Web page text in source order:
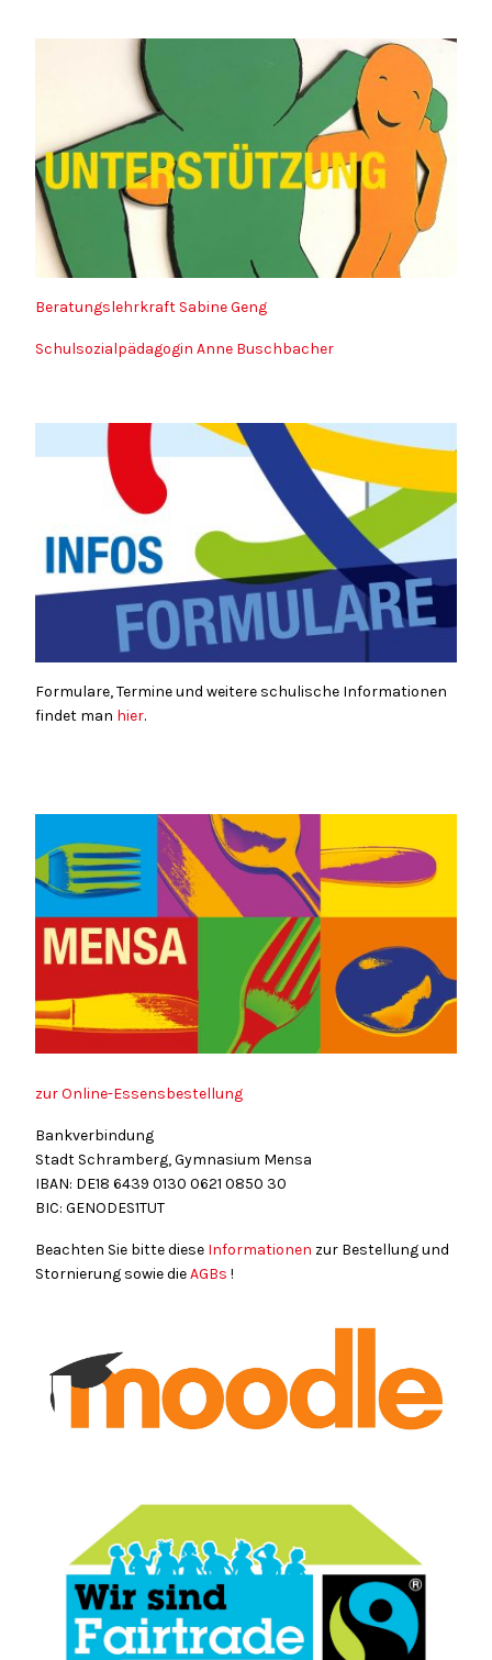
Beratungslehrkraft Sabine Geng
Schulsozialpädagogin Anne Buschbacher
Formulare, Termine und weitere schulische Informationen
findet man hier.
zur Online-Essensbestellung
Bankverbindung
Stadt Schramberg, Gymnasium Mensa
IBAN: DE18 6439 0130 0621 0850 30
BIC: GENODES1TUT
Beachten Sie bitte diese Informationen zur Bestellung und
Stornierung sowie dieAGBs !